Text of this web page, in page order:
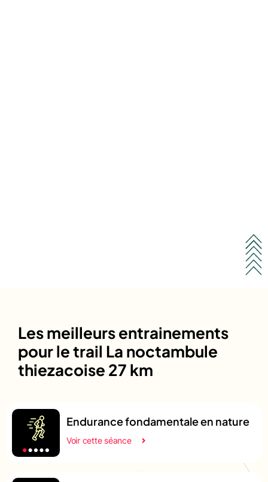
Les meilleurs entrainements
pour le trail La noctambule
thiezacoise 27 km
Endurance fondamentale en nature
Voir cette séance